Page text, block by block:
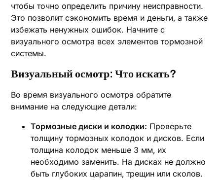
чтобы точно определить причину неисправности.
Это позволит сэкономить время и деньги‚ а также
избежать ненужных ошибок. Начните с
визуального осмотра всех элементов тормозной
системы.
Визуальный осмотр: Что искать?
Во время визуального осмотра обратите
внимание на следующие детали:
Тормозные диски и колодки: Проверьте
толщину тормозных колодок и дисков. Если
толщина колодок меньше 3 мм‚ их
необходимо заменить. На дисках не должно
быть глубоких царапин‚ трещин или сколов.